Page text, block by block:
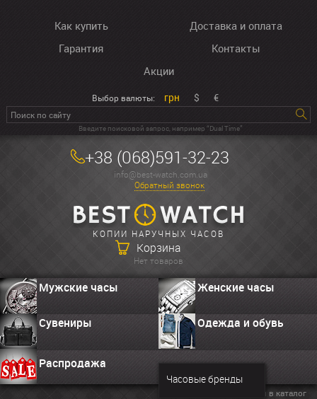
Как купить
Доставка и оплата
Гарантия
Контакты
Акции
Выбор валюты: грн $ €
Введите поисковой запрос, например “Dual Time”
+38 (068)591-32-23
info@best-watch.com.ua
Обратный звонок
КОПИИ НАРУЧНЫХ ЧАСОВ
Корзина
Нет товаров
Мужские часы Женские часы
Сувениры Одежда и обувь
Распродажа
Часовые бренды
Вернуться в каталог